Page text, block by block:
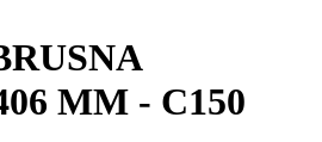
MM - C150